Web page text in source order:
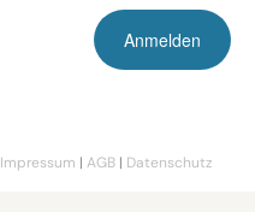
Impressum | AGB | Datenschutz